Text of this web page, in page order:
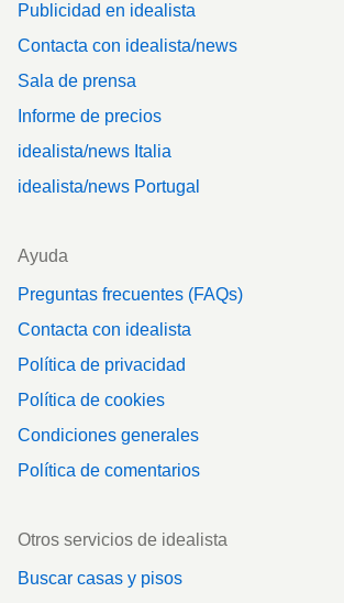
Publicidad en idealista
Contacta con idealista/news
Sala de prensa
Informe de precios
idealista/news Italia
idealista/news Portugal
Ayuda
Preguntas frecuentes (FAQs)
Contacta con idealista
Política de privacidad
Política de cookies
Condiciones generales
Política de comentarios
Otros servicios de idealista
Buscar casas y pisos